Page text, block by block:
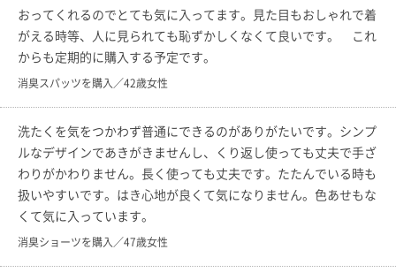
おってくれるのでとても気に入ってます。見た目もおしゃれで着
がえる時等、人に見られても恥ずかしくなくて良いです。 これ
からも定期的に購入する予定です。
消臭スパッツを購入／42歳女性
洗たくを気をつかわず普通にできるのがありがたいです。シンプ
ルなデザインであきがきませんし、くり返し使っても丈夫で手ざ
わりがかわりません。長く使っても丈夫です。たたんでいる時も
扱いやすいです。はき心地が良くて気になりません。色あせもな
くて気に入っています。
消臭ショーツを購入／47歳女性